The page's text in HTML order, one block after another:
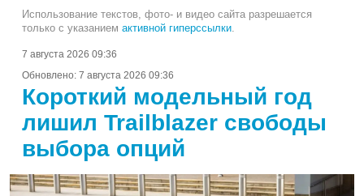
Использование текстов, фото- и видео сайта разрешается
только с указанием активной гиперссылки.
7 августа 2026 09:36
Обновлено: 7 августа 2026 09:36
Короткий модельный год
лишил Trailblazer свободы
выбора опций